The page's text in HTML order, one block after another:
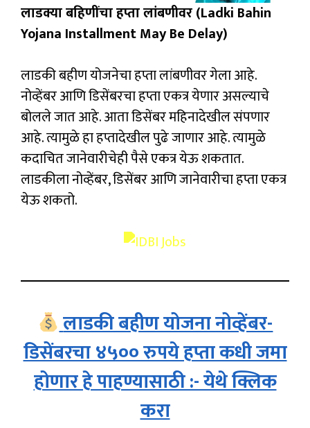
लाडक्या बहि‍णींचा हप्ता लांबणीवर (Ladki Bahin
Yojana Installment May Be Delay)
लाडकी बहीण योजनेचा हप्ता लांबणीवर गेला आहे.
नोव्हेंबर आणि डिसेंबरचा हप्ता एकत्र येणार असल्याचे
बोलले जात आहे. आता डिसेंबर महिनादेखील संपणार
आहे. त्यामुळे हा हप्तादेखील पुढे जाणार आहे. त्यामुळे
कदाचित जानेवारीचेही पैसे एकत्र येऊ शकतात.
लाडकीला नोव्हेंबर, डिसेंबर आणि जानेवारीचा हप्ता एकत्र
येऊ शकतो.
लाडकी बहीण योजना नोव्हेंबर-
डिसेंबरचा ४५०० रुपये हप्ता कधी जमा
होणार हे पाहण्यासाठी :- येथे क्लिक
करा